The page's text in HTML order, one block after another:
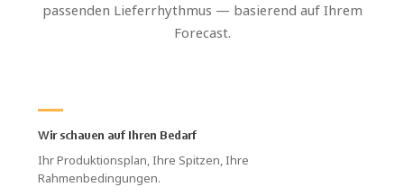
passenden Lieferrhythmus — basierend auf Ihrem
Forecast.
Wir schauen auf Ihren Bedarf
Ihr Produktionsplan, Ihre Spitzen, Ihre
Rahmenbedingungen.